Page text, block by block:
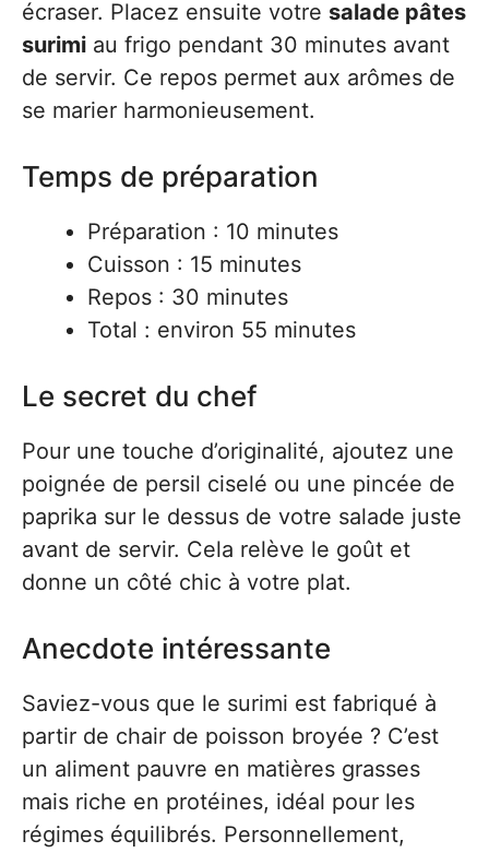
écraser. Placez ensuite votre salade pâtes
surimi au frigo pendant 30 minutes avant
de servir. Ce repos permet aux arômes de
se marier harmonieusement.
Temps de préparation
Préparation : 10 minutes
Cuisson : 15 minutes
Repos : 30 minutes
Total : environ 55 minutes
Le secret du chef
Pour une touche d’originalité, ajoutez une
poignée de persil ciselé ou une pincée de
paprika sur le dessus de votre salade juste
avant de servir. Cela relève le goût et
donne un côté chic à votre plat.
Anecdote intéressante
Saviez-vous que le surimi est fabriqué à
partir de chair de poisson broyée ? C’est
un aliment pauvre en matières grasses
mais riche en protéines, idéal pour les
régimes équilibrés. Personnellement,